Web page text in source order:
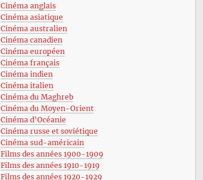
Cinéma anglais
Cinéma asiatique
Cinéma australien
Cinéma canadien
Cinéma européen
Cinéma français
Cinéma indien
Cinéma italien
Cinéma du Maghreb
Cinéma du Moyen-Orient
Cinéma d’Océanie
Cinéma russe et soviétique
Cinéma sud-américain
Films des années 1900-1909
Films des années 1910-1919
Films des années 1920-1929